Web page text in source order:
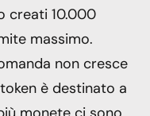
creati 10.000
massimo.
non cresce
è destinato a